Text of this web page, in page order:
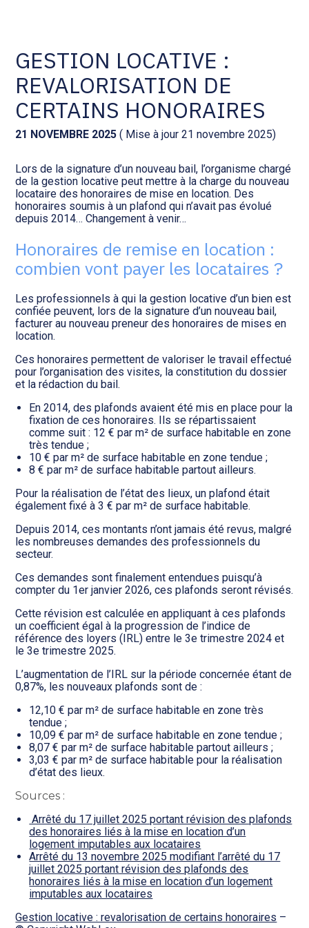
Social et ressources humaines
Assistance juridique
Audit légal
Procédures collectives
Transition numérique
Tenue de votre comptabilité :
ACD
Facturation et pilotage :
Facturation et pilotage : MEG
Analyse et tableau de bord :
Gérer vos ressources
humaines : SILAE
GESTION LOCATIVE :
REVALORISATION DE
CERTAINS HONORAIRES
21 NOVEMBRE 2025 ( Mise à jour 21 novembre 2025)
Lors de la signature d’un nouveau bail, l’organisme chargé
de la gestion locative peut mettre à la charge du nouveau
locataire des honoraires de mise en location. Des
honoraires soumis à un plafond qui n’avait pas évolué
depuis 2014… Changement à venir…
Honoraires de remise en location :
combien vont payer les locataires ?
Les professionnels à qui la gestion locative d’un bien est
confiée peuvent, lors de la signature d’un nouveau bail,
facturer au nouveau preneur des honoraires de mises en
location.
Ces honoraires permettent de valoriser le travail effectué
pour l’organisation des visites, la constitution du dossier
et la rédaction du bail.
En 2014, des plafonds avaient été mis en place pour la
fixation de ces honoraires. Ils se répartissaient
comme suit : 12 € par m² de surface habitable en zone
très tendue ;
10 € par m² de surface habitable en zone tendue ;
8 € par m² de surface habitable partout ailleurs.
Pour la réalisation de l’état des lieux, un plafond était
également fixé à 3 € par m² de surface habitable.
Depuis 2014, ces montants n’ont jamais été revus, malgré
les nombreuses demandes des professionnels du
secteur.
Ces demandes sont finalement entendues puisqu’à
compter du 1er janvier 2026, ces plafonds seront révisés.
Cette révision est calculée en appliquant à ces plafonds
un coefficient égal à la progression de l’indice de
référence des loyers (IRL) entre le 3e trimestre 2024 et
le 3e trimestre 2025.
L’augmentation de l’IRL sur la période concernée étant de
0,87%, les nouveaux plafonds sont de :
12,10 € par m² de surface habitable en zone très
tendue ;
10,09 € par m² de surface habitable en zone tendue ;
8,07 € par m² de surface habitable partout ailleurs ;
3,03 € par m² de surface habitable pour la réalisation
d’état des lieux.
Sources :
Arrêté du 17 juillet 2025 portant révision des plafonds
des honoraires liés à la mise en location d’un
logement imputables aux locataires
Arrêté du 13 novembre 2025 modifiant l’arrêté du 17
juillet 2025 portant révision des plafonds des
honoraires liés à la mise en location d’un logement
imputables aux locataires
Gestion locative : revalorisation de certains honoraires –